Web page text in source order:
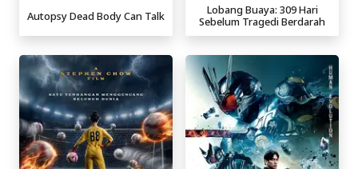
Autopsy Dead Body Can Talk
Lobang Buaya: 309 Hari
Sebelum Tragedi Berdarah